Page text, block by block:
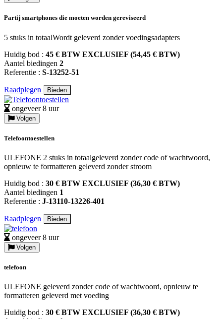
Partij smartphones die moeten worden gereviseerd
5 stuks in totaalWordt geleverd zonder voedingsadapters
Huidig bod : 45 € BTW EXCLUSIEF (54,45 € BTW)
Aantel biedingen 2
Referentie : S-13252-51
Raadplegen Bieden
ongeveer 8 uur
Volgen
Telefoontoestellen
ULEFONE 2 stuks in totaalgeleverd zonder code of wachtwoord,
opnieuw te formatteren geleverd zonder stroom
Huidig bod : 30 € BTW EXCLUSIEF (36,30 € BTW)
Aantel biedingen 1
Referentie : J-13110-13226-401
Raadplegen Bieden
ongeveer 8 uur
Volgen
telefoon
ULEFONE geleverd zonder code of wachtwoord, opnieuw te
formatteren geleverd met voeding
Huidig bod : 30 € BTW EXCLUSIEF (36,30 € BTW)